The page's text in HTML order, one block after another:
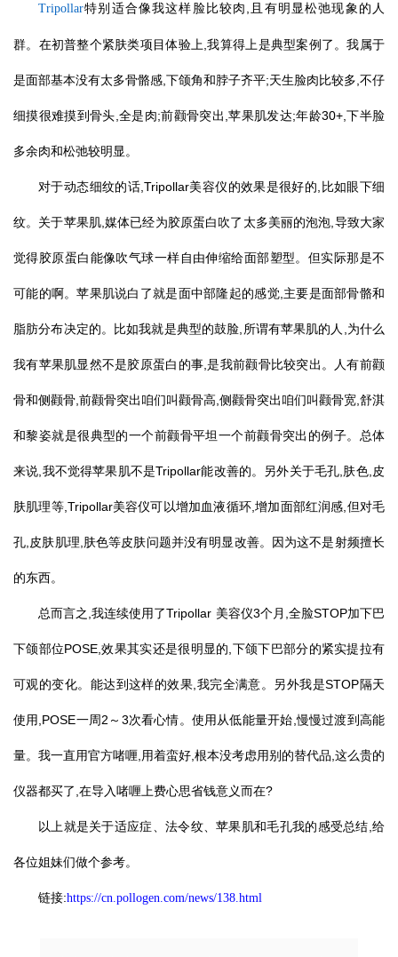
Tripollar特别适合像我这样脸比较肉,且有明显松弛现象的人
群。在初普整个紧肤类项目体验上,我算得上是典型案例了。我属于
是面部基本没有太多骨骼感,下颌角和脖子齐平;天生脸肉比较多,不仔
细摸很难摸到骨头,全是肉;前颧骨突出,苹果肌发达;年龄30+,下半脸
多余肉和松弛较明显。
对于动态细纹的话,Tripollar美容仪的效果是很好的,比如眼下细
纹。关于苹果肌,媒体已经为胶原蛋白吹了太多美丽的泡泡,导致大家
觉得胶原蛋白能像吹气球一样自由伸缩给面部塑型。但实际那是不
可能的啊。苹果肌说白了就是面中部隆起的感觉,主要是面部骨骼和
脂肪分布决定的。比如我就是典型的鼓脸,所谓有苹果肌的人,为什么
我有苹果肌显然不是胶原蛋白的事,是我前颧骨比较突出。人有前颧
骨和侧颧骨,前颧骨突出咱们叫颧骨高,侧颧骨突出咱们叫颧骨宽,舒淇
和黎姿就是很典型的一个前颧骨平坦一个前颧骨突出的例子。总体
来说,我不觉得苹果肌不是Tripollar能改善的。另外关于毛孔,肤色,皮
肤肌理等,Tripollar美容仪可以增加血液循环,增加面部红润感,但对毛
孔,皮肤肌理,肤色等皮肤问题并没有明显改善。因为这不是射频擅长
的东西。
总而言之,我连续使用了Tripollar 美容仪3个月,全脸STOP加下巴
下颌部位POSE,效果其实还是很明显的,下颌下巴部分的紧实提拉有
可观的变化。能达到这样的效果,我完全满意。另外我是STOP隔天
使用,POSE一周2～3次看心情。使用从低能量开始,慢慢过渡到高能
量。我一直用官方啫喱,用着蛮好,根本没考虑用别的替代品,这么贵的
仪器都买了,在导入啫喱上费心思省钱意义而在?
以上就是关于适应症、法令纹、苹果肌和毛孔我的感受总结,给
各位姐妹们做个参考。
链接:https://cn.pollogen.com/news/138.html